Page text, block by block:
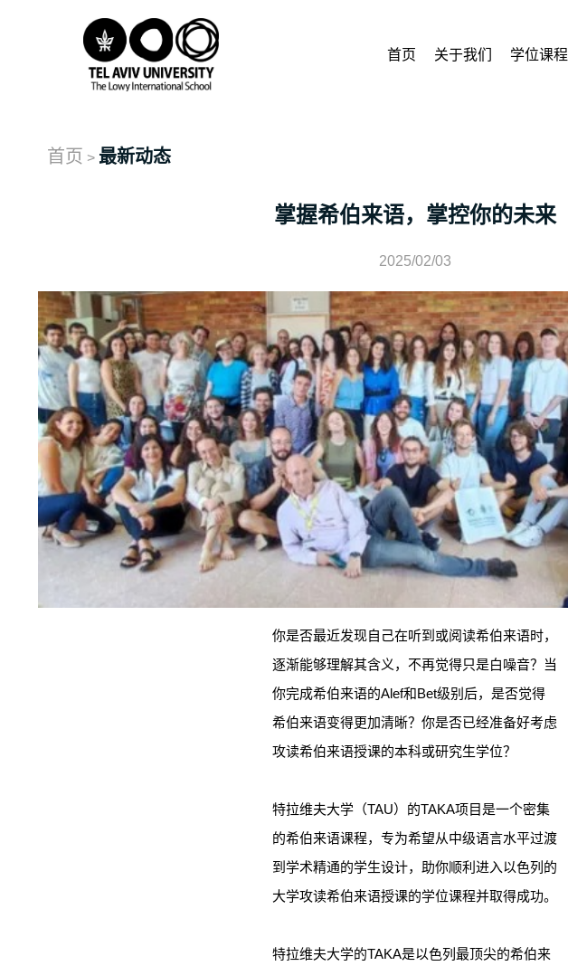
首页 关于我们 学位课程
首页 > 最新动态
掌握希伯来语，掌控你的未来
2025/02/03
你是否最近发现自己在听到或阅读希伯来语时，
逐渐能够理解其含义，不再觉得只是白噪音？当
你完成希伯来语的Alef和Bet级别后，是否觉得
希伯来语变得更加清晰？你是否已经准备好考虑
攻读希伯来语授课的本科或研究生学位？
特拉维夫大学（TAU）的TAKA项目是一个密集
的希伯来语课程，专为希望从中级语言水平过渡
到学术精通的学生设计，助你顺利进入以色列的
大学攻读希伯来语授课的学位课程并取得成功。
特拉维夫大学的TAKA是以色列最顶尖的希伯来